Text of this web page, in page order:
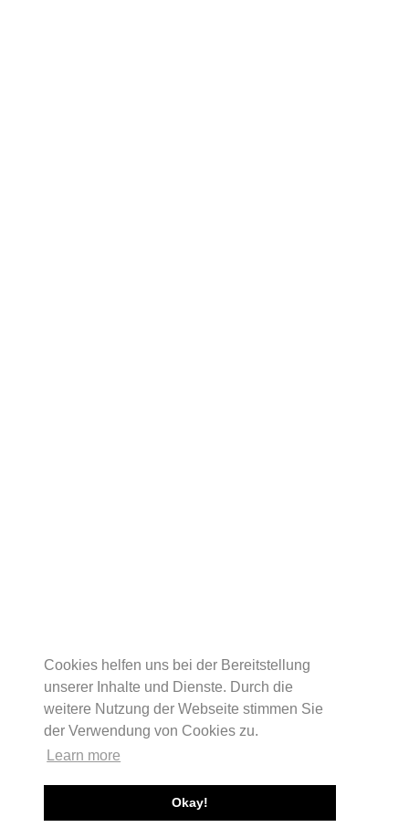
Cookies helfen uns bei der Bereitstellung
unserer Inhalte und Dienste. Durch die
weitere Nutzung der Webseite stimmen Sie
der Verwendung von Cookies zu.
Learn more
Okay!